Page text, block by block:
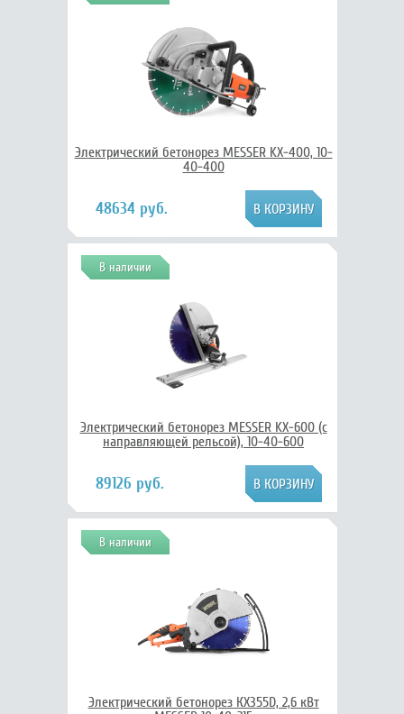
Электрический бетонорез MESSER KX-400, 10-
40-400
48634 руб.
В наличии
Электрический бетонорез MESSER KX-600 (с
направляющей рельсой), 10-40-600
89126 руб.
В наличии
Электрический бетонорез КХ355D, 2,6 кВт